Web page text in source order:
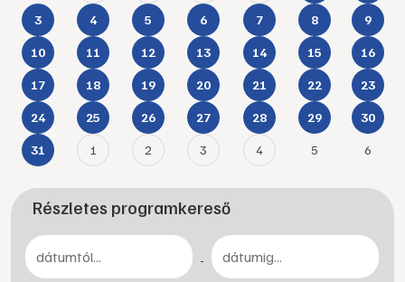
3 4 5 6 7 8 9
10 11 12 13 14 15 16
17 18 19 20 21 22 23
24 25 26 27 28 29 30
31 1 2 3 4 5 6
Részletes programkereső
-